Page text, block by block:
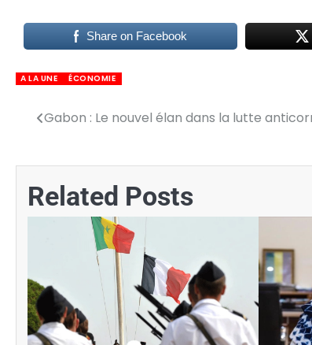
Share on Facebook
A LA UNE ÉCONOMIE
Navigation
Gabon : Le nouvel élan dans la lutte
Related Posts